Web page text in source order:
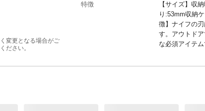
変更となる場合がご
ださい。
特徴
【サイズ】収
り:53mm収納
徴】ナイフの
す。アウトド
な必須アイテム
み、爪ヤスリ